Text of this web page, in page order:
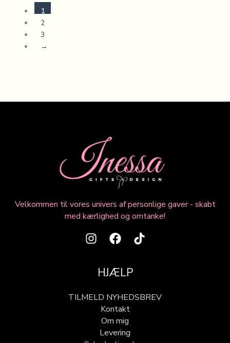
1
2
3
→
Velkommen til vores univers af personlige gaver - skabt
med kærlighed og omtanke!
HJÆLP
TILMELD NYHEDSBREV
Kontakt
Om mig
Levering